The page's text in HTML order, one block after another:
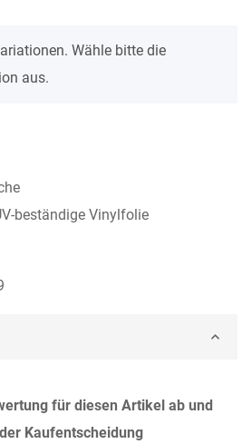
beständige Vinylfolie
Wähle bitte die
aus.
für diesen Artikel ab und
Kaufentscheidung